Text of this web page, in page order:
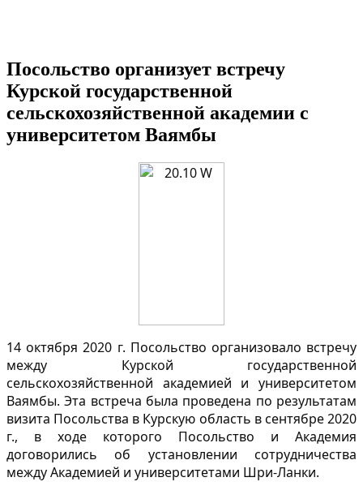
Посольство организует встречу
Курской государственной
сельскохозяйственной академии с
университетом Ваямбы
14 oктября 2020 г. Посольство организовало встречу
между Курской государственной
сельскохозяйственной академией и университетом
Ваямбы. Эта встреча была проведена по результатам
визита Посольства в Курскую область в сентябре 2020
г., в ходе которого Посольство и Академия
договорились об установлении сотрудничества
между Академией и университетами Шри-Ланки.